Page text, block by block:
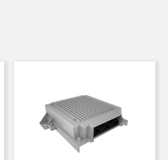
Web 구입 가능
IMSA-10109B-30Y908